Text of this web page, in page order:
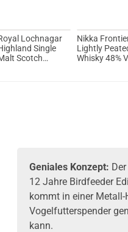
Lochnagar
Single
Scotch
Nikka
Lightly
Whisky 48%
Geniales Konzept:
12 Jahre Birdfeeder
kommt in einer Metall-
Vogelfutterspender
kann.